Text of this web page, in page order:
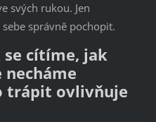
svých rukou. Jen
správně pochopit.
se cítíme, jak
trápit ovlivňuje